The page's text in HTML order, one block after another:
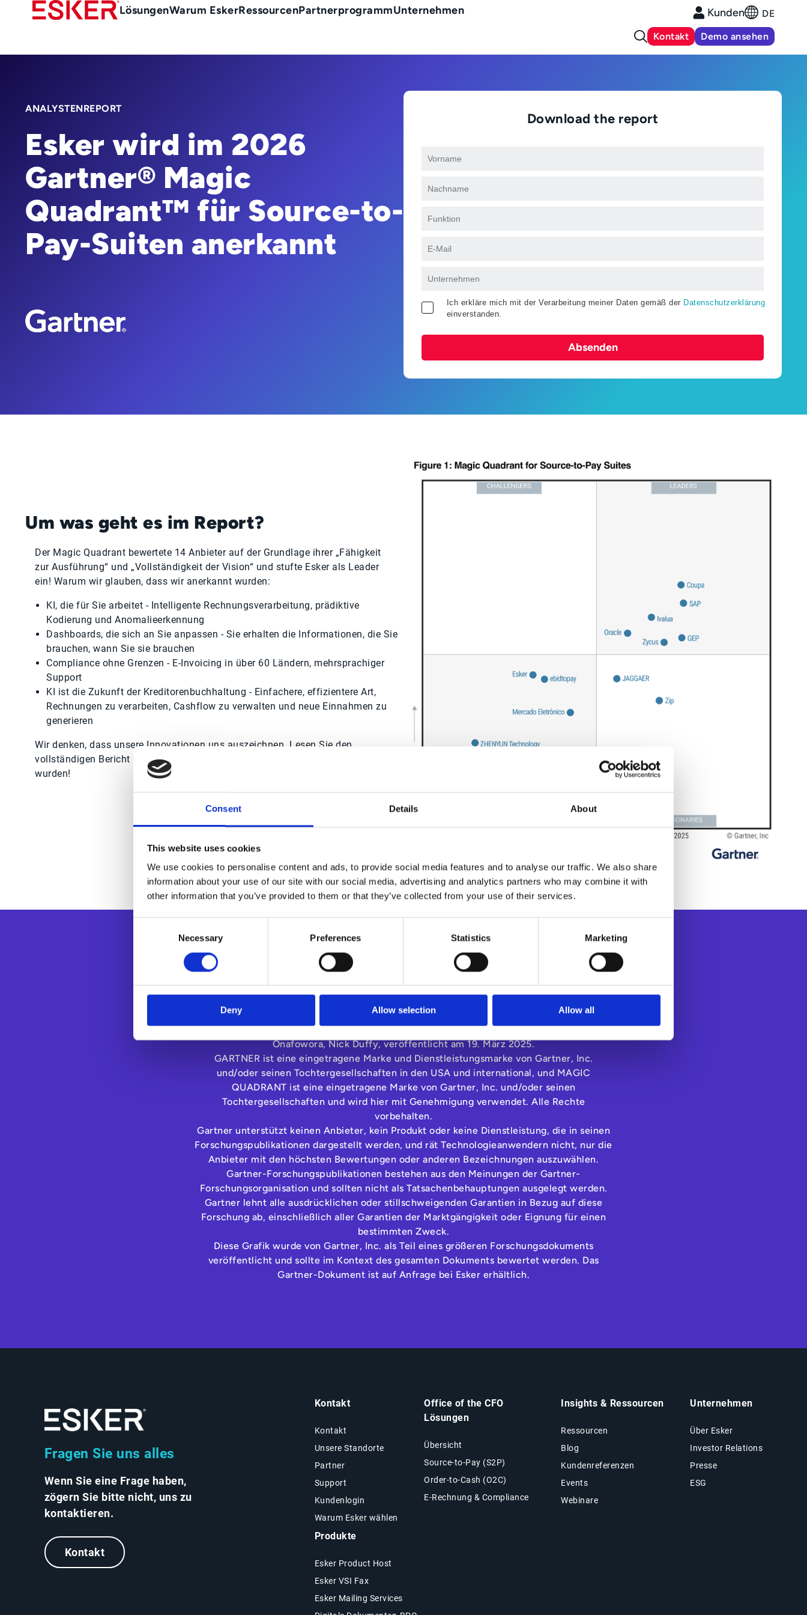
Consent Details About
This website uses cookies
We use cookies to personalise content and ads, to provide social media features and to analyse our traffic. We also share
information about your use of our site with our social media, advertising and analytics partners who may combine it with
other information that you’ve provided to them or that they’ve collected from your use of their services.
Necessary Preferences Statistics Marketing
Deny Allow selection Allow all
content
Main
LösungenWarum EskerRessourcenPartnerprogrammUnternehmen Kunden DE
Kontakt Demo ansehen
ANALYSTENREPORT
Esker wird im 2026
Gartner® Magic
Quadrant™ für Source-to-
Pay-Suiten anerkannt
Download the report
Ich erkläre mich mit der Verarbeitung meiner Daten gemäß der Datenschutzerklärung
einverstanden.
Absenden
Um was geht es im Report?
Der Magic Quadrant bewertete 14 Anbieter auf der Grundlage ihrer „Fähigkeit
zur Ausführung“ und „Vollständigkeit der Vision“ und stufte Esker als Leader
ein! Warum wir glauben, dass wir anerkannt wurden:
KI, die für Sie arbeitet - Intelligente Rechnungsverarbeitung, prädiktive
Kodierung und Anomalieerkennung
Dashboards, die sich an Sie anpassen - Sie erhalten die Informationen, die Sie
brauchen, wann Sie sie brauchen
Compliance ohne Grenzen - E-Invoicing in über 60 Ländern, mehrsprachiger
Support
KI ist die Zukunft der Kreditorenbuchhaltung - Einfachere, effizientere Art,
Rechnungen zu verarbeiten, Cashflow zu verwalten und neue Einnahmen zu
generieren
Wir denken, dass unsere Innovationen uns auszeichnen. Lesen Sie den
vollständigen Bericht und erfahren Sie, warum wir als Leader eingestuft
wurden!
About this report
Gartner, Magic Quadrant für Accounts Payable Applications, von Mike Helsel, Miles
Onafowora, Nick Duffy, veröffentlicht am 19. März 2025.
GARTNER ist eine eingetragene Marke und Dienstleistungsmarke von Gartner, Inc.
und/oder seinen Tochtergesellschaften in den USA und international, und MAGIC
QUADRANT ist eine eingetragene Marke von Gartner, Inc. und/oder seinen
Tochtergesellschaften und wird hier mit Genehmigung verwendet. Alle Rechte
vorbehalten.
Gartner unterstützt keinen Anbieter, kein Produkt oder keine Dienstleistung, die in seinen
Forschungspublikationen dargestellt werden, und rät Technologieanwendern nicht, nur die
Anbieter mit den höchsten Bewertungen oder anderen Bezeichnungen auszuwählen.
Gartner-Forschungspublikationen bestehen aus den Meinungen der Gartner-
Forschungsorganisation und sollten nicht als Tatsachenbehauptungen ausgelegt werden.
Gartner lehnt alle ausdrücklichen oder stillschweigenden Garantien in Bezug auf diese
Forschung ab, einschließlich aller Garantien der Marktgängigkeit oder Eignung für einen
bestimmten Zweck.
Diese Grafik wurde von Gartner, Inc. als Teil eines größeren Forschungsdokuments
veröffentlicht und sollte im Kontext des gesamten Dokuments bewertet werden. Das
Gartner-Dokument ist auf Anfrage bei Esker erhältlich.
Fragen Sie uns alles
Wenn Sie eine Frage haben,
zögern Sie bitte nicht, uns zu
kontaktieren.
Kontakt
Kontakt
Kontakt
Unsere Standorte
Partner
Support
Kundenlogin
Warum Esker wählen
Office of the CFO
Lösungen
Übersicht
Source-to-Pay (S2P)
Order-to-Cash (O2C)
E-Rechnung & Compliance
Insights & Ressourcen
Ressourcen
Blog
Kundenreferenzen
Events
Webinare
Unternehmen
Über Esker
Investor Relations
Presse
ESG
Produkte
Esker Product Host
Esker VSI Fax
Esker Mailing Services